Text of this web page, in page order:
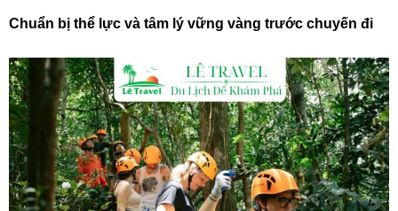
Chuẩn bị thể lực và tâm lý vững vàng trước chuyến đi